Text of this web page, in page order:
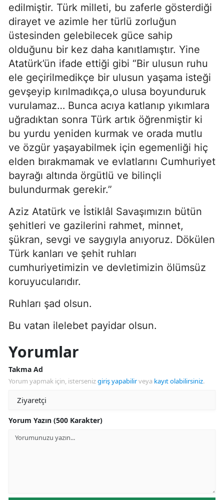
edilmiştir. Türk milleti, bu zaferle gösterdiği
dirayet ve azimle her türlü zorluğun
üstesinden gelebilecek güce sahip
olduğunu bir kez daha kanıtlamıştır. Yine
Atatürk’ün ifade ettiği gibi “Bir ulusun ruhu
ele geçirilmedikçe bir ulusun yaşama isteği
gevşeyip kırılmadıkça,o ulusa boyunduruk
vurulamaz… Bunca acıya katlanıp yıkımlara
uğradıktan sonra Türk artık öğrenmiştir ki
bu yurdu yeniden kurmak ve orada mutlu
ve özgür yaşayabilmek için egemenliği hiç
elden bırakmamak ve evlatlarını Cumhuriyet
bayrağı altında örgütlü ve bilinçli
bulundurmak gerekir.”
Aziz Atatürk ve İstiklâl Savaşımızın bütün
şehitleri ve gazilerini rahmet, minnet,
şükran, sevgi ve saygıyla anıyoruz. Dökülen
Türk kanları ve şehit ruhları
cumhuriyetimizin ve devletimizin ölümsüz
koruyucularıdır.
Ruhları şad olsun.
Bu vatan ilelebet payidar olsun.
Yorumlar
Takma Ad
Yorum yapmak için, istersenizgiriş yapabilirveya kayıt olabilirsiniz.
Yorum Yazın (500 Karakter)